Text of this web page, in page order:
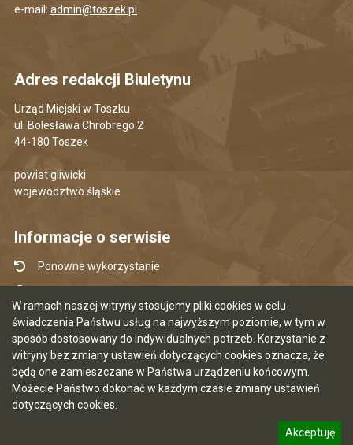
W ramach naszej witryny stosujemy pliki cookies w celu
świadczenia Państwu usług na najwyższym poziomie, w tym w
sposób dostosowany do indywidualnych potrzeb. Korzystanie z
witryny bez zmiany ustawień dotyczących cookies oznacza, że
będą one zamieszczane w Państwa urządzeniu końcowym.
Możecie Państwo dokonać w każdym czasie zmiany ustawień
dotyczących cookies.
Akceptuję
e-mail: admin@toszek.pl
Adres redakcji Biuletynu
Urząd Miejski w Toszku
ul. Bolesława Chrobrego 2
44-180 Toszek
powiat gliwicki
województwo śląskie
Informacje o serwisie
Ponowne wykorzystanie
Mapa serwisu
Instrukcja obsługi
Statystyki oglądalności
Ostatnia aktualizacja BIP: 10.08.2026 08:20
CMS i hosting: Logonet Sp. z o.o. w Bydgoszczy